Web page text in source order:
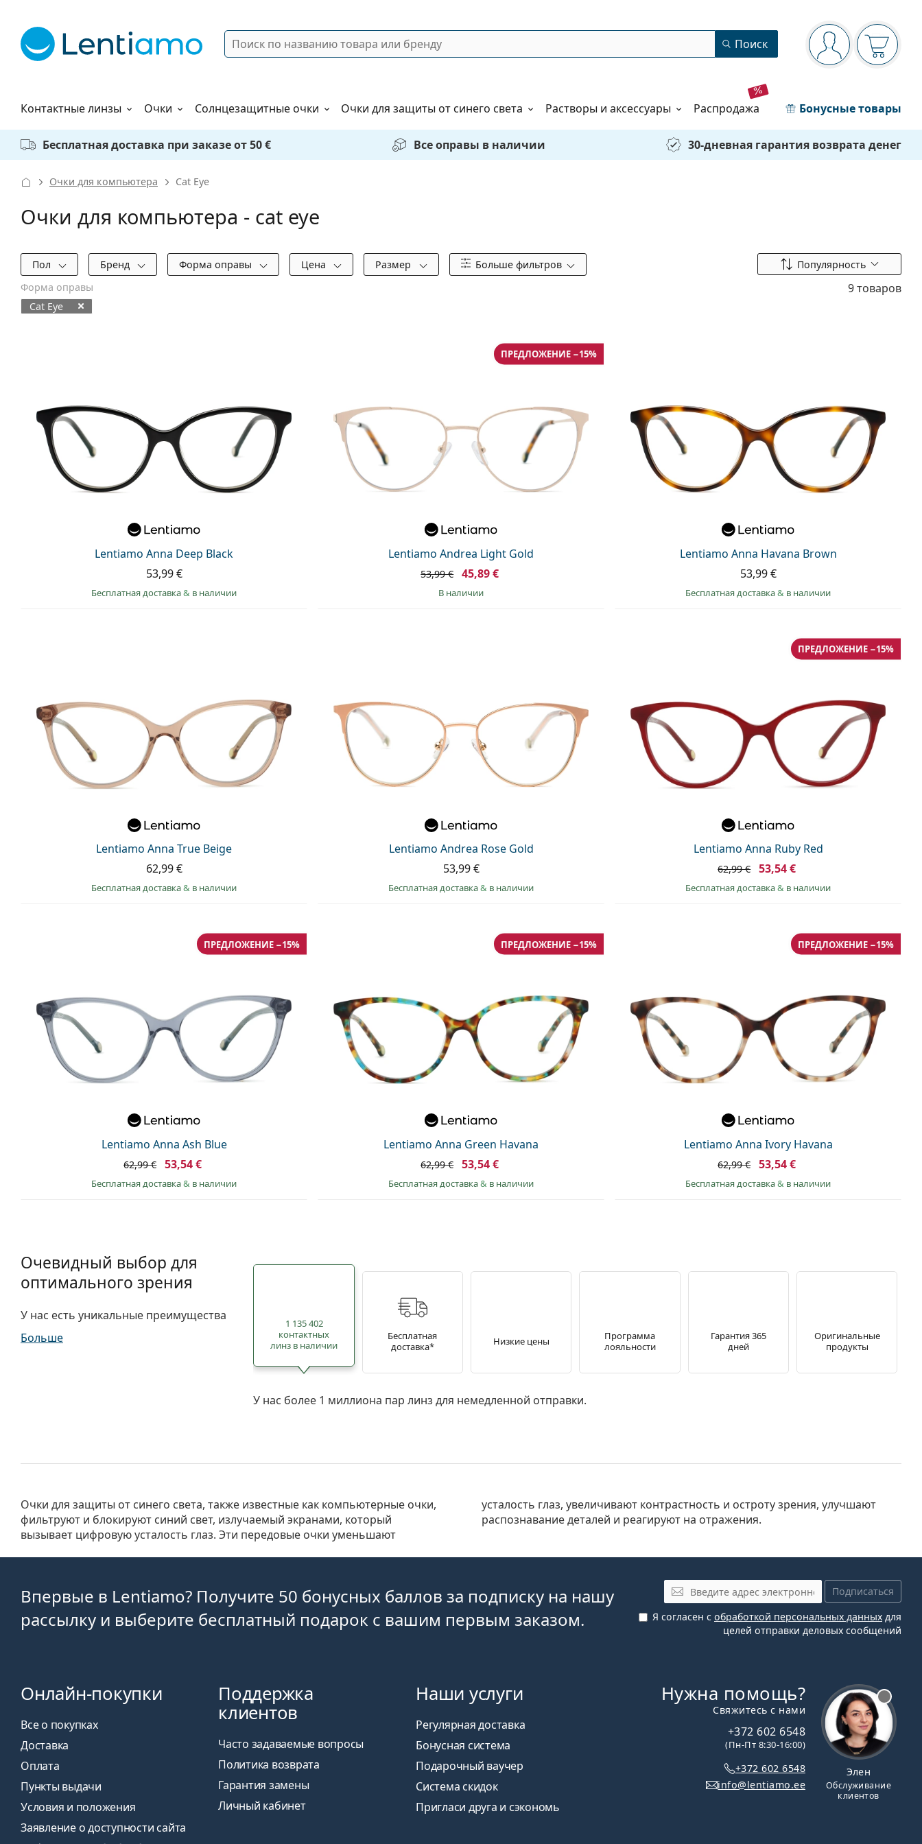
Панель навигации
Вы вошли вВаша
Поиск Поиск
Контактные линзы
Растворы Очки Солнцезащитные очки Очки для защиты от синего света Растворы и аксессуары распродажа Бонусные товары
Как заказать
Бесплатная доставка при заказе от 50 € Все оправы в наличии 30-дневная гарантия возврата денег
Очки для компьютера Cat Eye
Очки для компьютера - cat eye
Фильтры
Пол Бренд Форма оправы Цена Размер Больше фильтров Сортировать по
Популярность
Форма оправы
Cat Eye
9 товаров
Lentiamo Anna Deep Black
53,99 €
Бесплатная доставка& в наличии
Lentiamo Andrea Light Gold
ПРЕДЛОЖЕНИЕ −15%
53,99 € 45,89 €
в наличии
Lentiamo Anna Havana Brown
53,99 €
Бесплатная доставка& в наличии
Lentiamo Anna True Beige
62,99 €
Бесплатная доставка& в наличии
Lentiamo Andrea Rose Gold
53,99 €
Бесплатная доставка& в наличии
Lentiamo Anna Ruby Red
ПРЕДЛОЖЕНИЕ −15%
62,99 € 53,54 €
Бесплатная доставка& в наличии
Lentiamo Anna Ash Blue
ПРЕДЛОЖЕНИЕ −15%
62,99 € 53,54 €
Бесплатная доставка& в наличии
Lentiamo Anna Green Havana
ПРЕДЛОЖЕНИЕ −15%
62,99 € 53,54 €
Бесплатная доставка& в наличии
Lentiamo Anna Ivory Havana
ПРЕДЛОЖЕНИЕ −15%
62,99 € 53,54 €
Бесплатная доставка& в наличии
Очевидный выбор для
оптимального зрения
У нас есть уникальные преимущества
Больше
1 135 402
контактных
линз в наличии
Бесплатная
доставка*
Низкие цены
Программа
лояльности
Гарантия 365
дней
Оригинальные
продукты
У нас более 1 миллиона пар линз для немедленной отправки.
Очки для защиты от синего света, также известные как компьютерные очки,
фильтруют и блокируют синий свет, излучаемый экранами, который
вызывает цифровую усталость глаз. Эти передовые очки уменьшают
усталость глаз, увеличивают контрастность и остроту зрения, улучшают
распознавание деталей и реагируют на отражения.
Впервые в Lentiamo? Получите 50 бонусных баллов за подписку на нашу
рассылку и выберите бесплатный подарок с вашим первым заказом.
Электронная почта
Подписаться
Я согласен с обработкой персональных данных для
целей отправки деловых сообщений
Элен
Обслуживание
клиентов
Нужна помощь?
Свяжитесь с нами
+372 602 6548
(Пн-Пт 8:30-16:00)
+372 602 6548
info@lentiamo.ee
Онлайн-покупки
Все о покупках
Доставка
Оплата
Пункты выдачи
Условия и положения
Заявление о доступности сайта
Поддержка
клиентов
Часто задаваемые вопросы
Политика возврата
Гарантия замены
Личный кабинет
Наши услуги
Регулярная доставка
Бонусная система
Подарочный ваучер
Система скидок
Пригласи друга и сэкономь